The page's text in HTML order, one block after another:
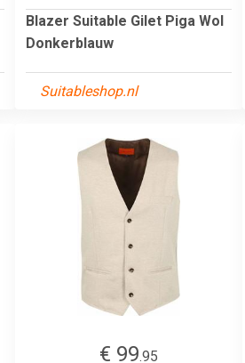
Blazer Suitable Gilet Piga Wol
Donkerblauw
Suitableshop.nl
€ 99.95